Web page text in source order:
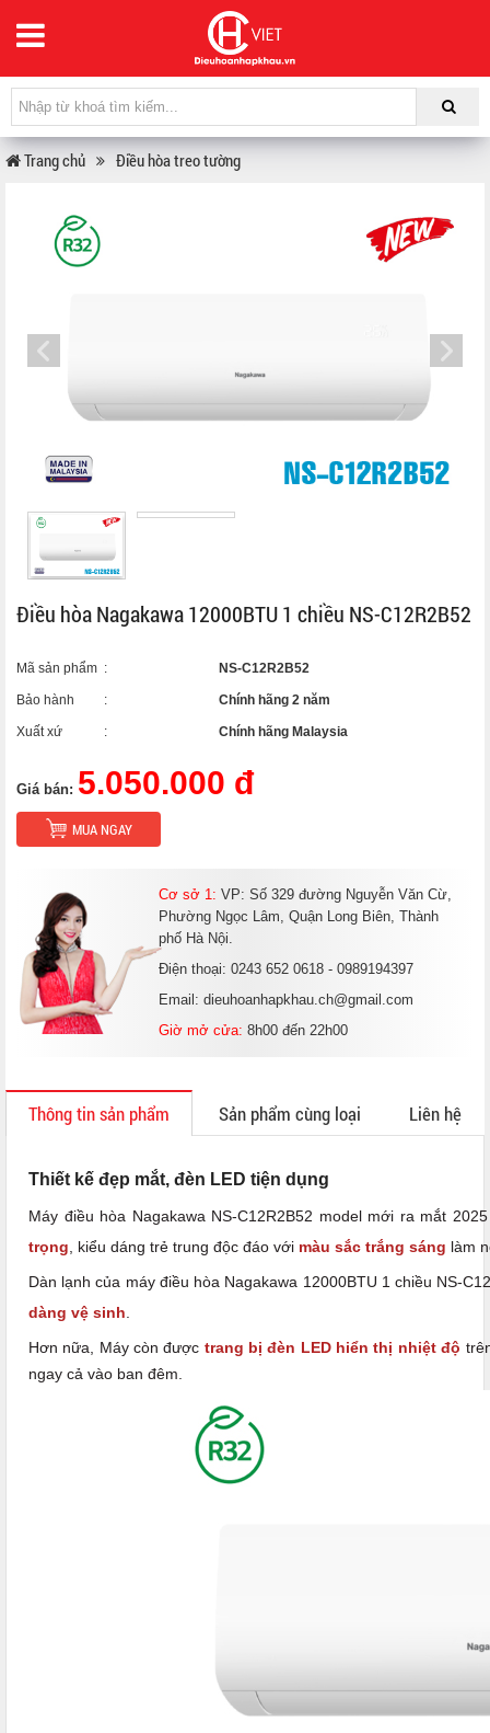
Trang chủ Điều hòa treo tường
Điều hòa Nagakawa 12000BTU 1 chiều NS-C12R2B52
Mã sản phẩm : NS-C12R2B52
Bảo hành : Chính hãng 2 năm
Xuất xứ : Chính hãng Malaysia
Giá bán: 5.050.000 đ
MUA NGAY
Cơ sở 1: VP: Số 329 đường Nguyễn Văn Cừ,
Phường Ngọc Lâm, Quận Long Biên, Thành
phố Hà Nội.
Điện thoại: 0243 652 0618 - 0989194397
Email: dieuhoanhapkhau.ch@gmail.com
Giờ mở cửa: 8h00 đến 22h00
Thông tin sản phẩm Sản phẩm cùng loại Liên hệ
Thiết kế đẹp mắt, đèn LED tiện dụng
Máy điều hòa Nagakawa NS-C12R2B52 model mới ra mắt
trọng, kiểu dáng trẻ trung độc đáo với màu sắc trắng sáng làm
Dàn lạnh của máy điều hòa Nagakawa 12000BTU 1 chiều NS-
dàng vệ sinh.
Hơn nữa, Máy còn được trang bị đèn LED hiển thị nhiệt độ
ngay cả vào ban đêm.